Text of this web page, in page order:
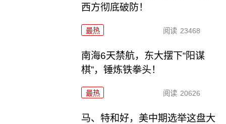
西方彻底破防！
最热 阅读 23468
南海6天禁航，东大摆下“阳谋
棋”，锤炼铁拳头！
最热 阅读 20626
马、特和好，美中期选举这盘大